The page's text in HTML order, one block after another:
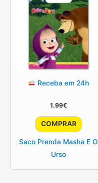
Receba em 24h
1.99€
COMPRAR
Saco Prenda Masha E O
Urso